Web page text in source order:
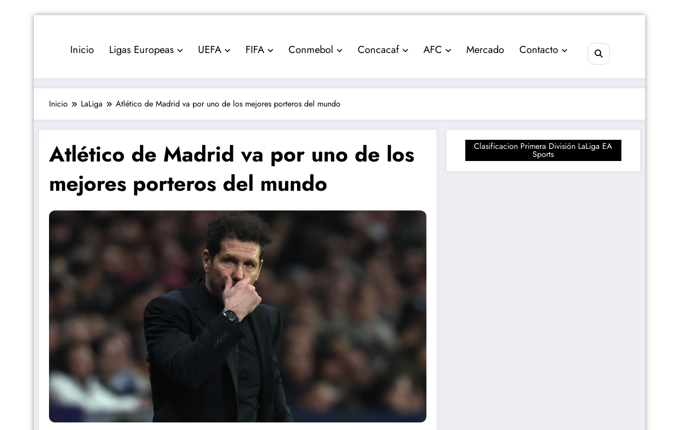
Inicio Ligas Europeas UEFA FIFA Conmebol Concacaf AFC Mercado Contacto
Inicio LaLiga Atlético de Madrid va por uno de los mejores porteros del mundo
Atlético de Madrid va por uno de los
mejores porteros del mundo
Clasificacion Primera División LaLiga EA
Sports